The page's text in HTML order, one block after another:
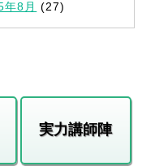
年8月 (27)
実力講師陣